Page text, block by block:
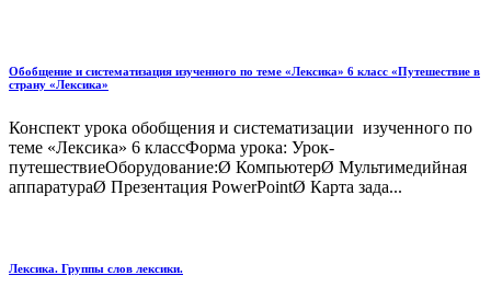
Обобщение и систематизация изученного по теме «Лексика» 6 класс «Путешествие в
страну «Лексика»
Конспект урока обобщения и систематизации изученного по
теме «Лексика» 6 классФорма урока: Урок-
путешествиеОборудование:Ø КомпьютерØ Мультимедийная
аппаратураØ Презентация PowerPointØ Карта зада...
Лексика. Группы слов лексики.